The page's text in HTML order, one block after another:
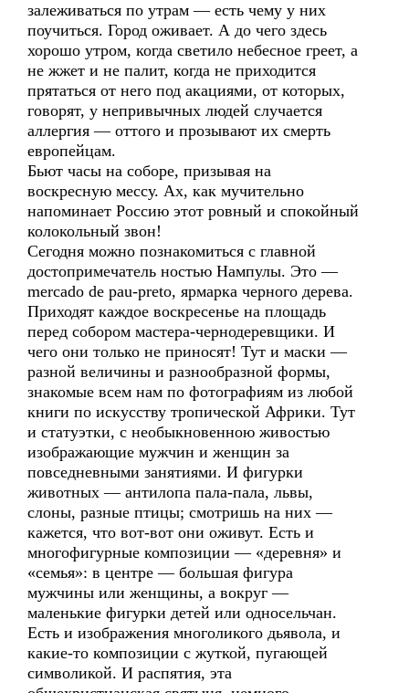
залеживаться по утрам — есть чему у них
поучиться. Город оживает. А до чего здесь
хорошо утром, когда светило небесное греет, а
не жжет и не палит, когда не приходится
прятаться от него под акациями, от которых,
говорят, у непривычных людей случается
аллергия — оттого и прозывают их смерть
европейцам.
Бьют часы на соборе, призывая на
воскресную мессу. Ах, как мучительно
напоминает Россию этот ровный и спокойный
колокольный звон!
Сегодня можно познакомиться с главной
достопримечатель ностью Нампулы. Это —
mercado de pau-preto, ярмарка черного дерева.
Приходят каждое воскресенье на площадь
перед собором мастера-чернодеревщики. И
чего они только не приносят! Тут и маски —
разной величины и разнообразной формы,
знакомые всем нам по фотографиям из любой
книги по искусству тропической Африки. Тут
и статуэтки, с необыкновенною живостью
изображающие мужчин и женщин за
повседневными занятиями. И фигурки
животных — антилопа пала-пала, львы,
слоны, разные птицы; смотришь на них —
кажется, что вот-вот они оживут. Есть и
многофигурные композиции — «деревня» и
«семья»: в центре — большая фигура
мужчины или женщины, а вокруг —
маленькие фигурки детей или односельчан.
Есть и изображения многоликого дьявола, и
какие-то композиции с жуткой, пугающей
символикой. И распятия, эта